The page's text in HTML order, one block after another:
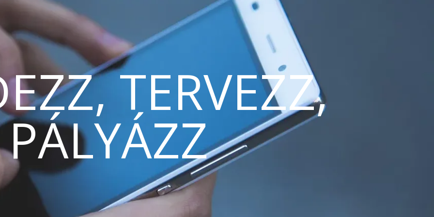
TERVEZZ,
PÁLYÁZZ